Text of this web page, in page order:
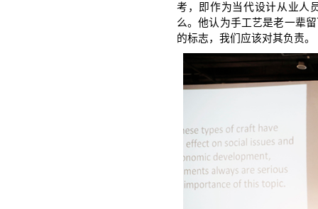
考，即作为当代设计从业人
么。他认为手工艺是老一辈
的标志，我们应该对其负责。